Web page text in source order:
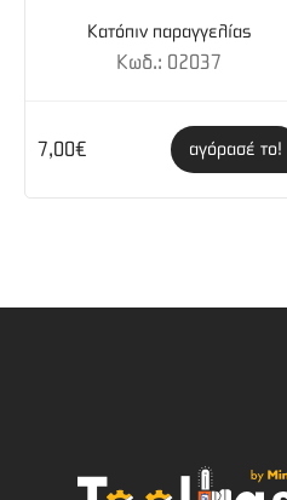
Κατόπιν παραγγελίας
Κωδ.: 02037
7,00€ αγόρασέ το!